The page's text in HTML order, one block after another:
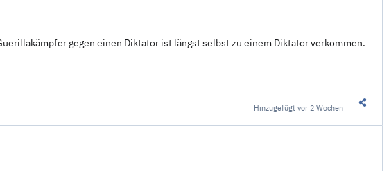
gegen einen Diktator ist längst selbst zu einem Diktator verkommen.
Hinzugefügtvor 2 Wochen